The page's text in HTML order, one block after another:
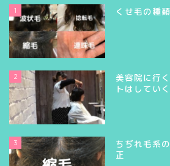
1 くせ毛の種類
2
美容院に行
トはしてい
3
ちぢれ毛系
正